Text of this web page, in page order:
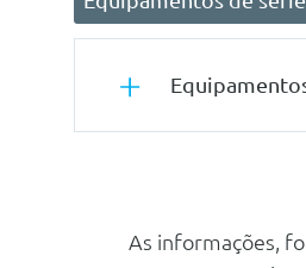
Airbag De Condutor
As informações,